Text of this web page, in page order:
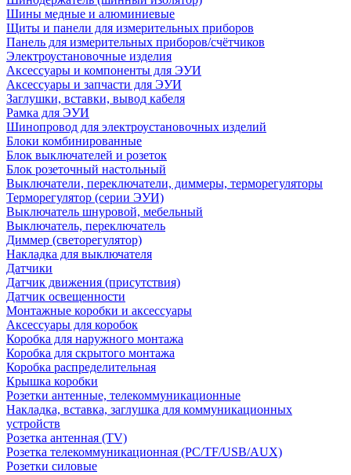
Шины медные и алюминиевые
Щиты и панели для измерительных приборов
Панель для измерительных приборов/счётчиков
Электроустановочные изделия
Аксессуары и компоненты для ЭУИ
Аксессуары и запчасти для ЭУИ
Заглушки, вставки, вывод кабеля
Рамка для ЭУИ
Шинопровод для электроустановочных изделий
Блоки комбинированные
Блок выключателей и розеток
Блок розеточный настольный
Выключатели, переключатели, диммеры, терморегуляторы
Терморегулятор (серии ЭУИ)
Выключатель шнуровой, мебельный
Выключатель, переключатель
Диммер (светорегулятор)
Накладка для выключателя
Датчики
Датчик движения (присутствия)
Датчик освещенности
Монтажные коробки и аксессуары
Аксессуары для коробок
Коробка для наружного монтажа
Коробка для скрытого монтажа
Коробка распределительная
Крышка коробки
Розетки антенные, телекоммуникационные
Накладка, вставка, заглушка для коммуникационных
устройств
Розетка антенная (TV)
Розетка телекоммуникационная (PC/TF/USB/AUX)
Розетки силовые